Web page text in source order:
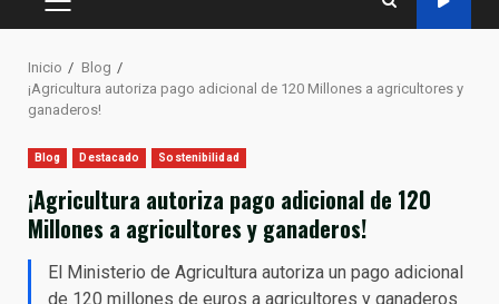
MENÚ
Inicio
Blog
¡Agricultura autoriza pago adicional de 120 Millones a agricultores y
ganaderos!
Blog Destacado Sostenibilidad
¡Agricultura autoriza pago adicional de 120
Millones a agricultores y ganaderos!
El Ministerio de Agricultura autoriza un pago adicional
de 120 millones de euros a agricultores y ganaderos